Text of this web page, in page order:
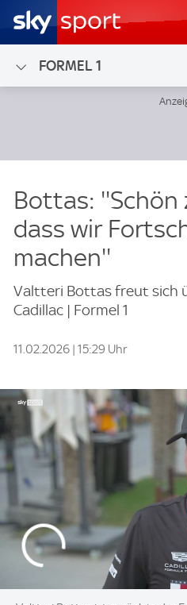
FORMEL 1
Bottas: ''Schön
dass wir
machen''
Valtteri Bottas freut sich
Cadillac | Formel 1
11.02.2026 | 15:29 Uhr